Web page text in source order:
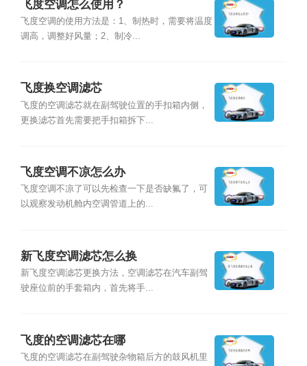
飞度空调怎么使用？
飞度空调的使用方法是：1、制热时，需要将温度
调高，调整好风量；2、制冷...
飞度换空调滤芯
飞度的空调滤芯就在副驾驶位置的手扣箱内侧，
更换滤芯首先需要把手扣箱拆下...
飞度空调不凉怎么办
飞度空调不凉了可以先检查一下是否缺氟了，可
以观察发动机舱内空调管道上的...
新飞度空调滤芯怎么换
新飞度空调滤芯更换方法，空调滤芯在汽车副驾
驶座位前的手套箱内，首先将手...
飞度的空调滤芯在哪
飞度的空调滤芯在副驾驶杂物箱后方的鼓风机里